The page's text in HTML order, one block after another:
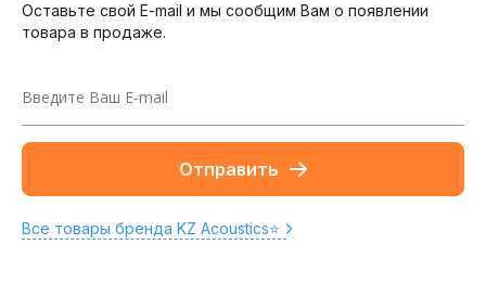
Оставьте свой E-mail и мы сообщим Вам о появлении
товара в продаже.
Отправить
Все товары бренда KZ Acoustics⭐️